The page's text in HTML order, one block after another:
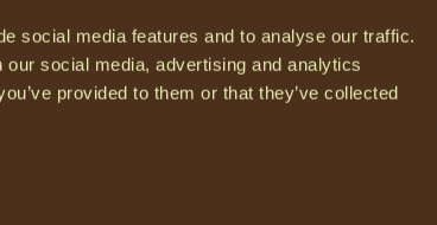
social media features and to analyse our traffic.
social media, advertising and analytics
provided to them or that they’ve collected